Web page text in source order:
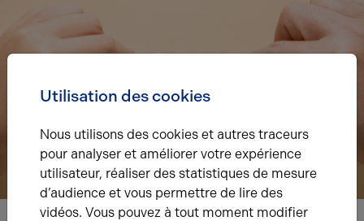
Utilisation des cookies
Nous utilisons des cookies et autres traceurs
pour analyser et améliorer votre expérience
utilisateur, réaliser des statistiques de mesure
d’audience et vous permettre de lire des
vidéos. Vous pouvez à tout moment modifier